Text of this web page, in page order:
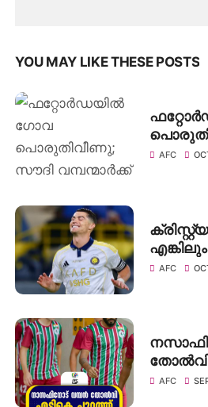
YOU MAY LIKE THESE POSTS
AFC
AFC
AFC